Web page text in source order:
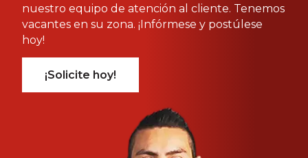
nuestro equipo de atención al cliente. Tenemos
vacantes en su zona. ¡Infórmese y postúlese
hoy!
¡Solicite hoy!